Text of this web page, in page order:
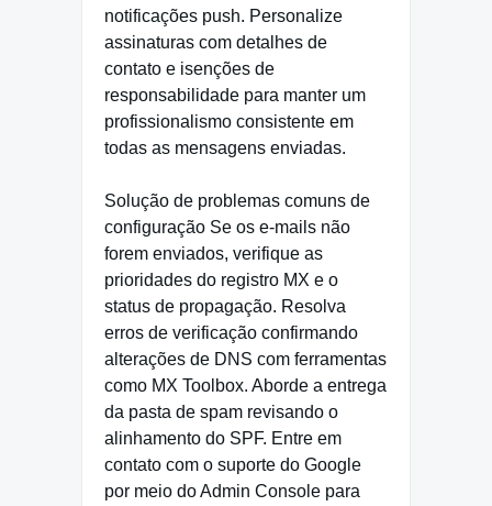
notificações push. Personalize
assinaturas com detalhes de
contato e isenções de
responsabilidade para manter um
profissionalismo consistente em
todas as mensagens enviadas.
Solução de problemas comuns de
configuração Se os e-mails não
forem enviados, verifique as
prioridades do registro MX e o
status de propagação. Resolva
erros de verificação confirmando
alterações de DNS com ferramentas
como MX Toolbox. Aborde a entrega
da pasta de spam revisando o
alinhamento do SPF. Entre em
contato com o suporte do Google
por meio do Admin Console para